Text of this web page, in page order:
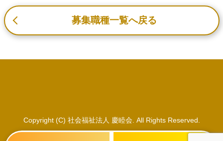
4. 法令等の遵守
応募者等の個人情報の取得、利用その他一切の取り扱いに
令、及び本プライバシーポリシーを遵守します。
本ウェブサイトでは、一部のコンテンツにおいてCookieを
利用しています。 Cookieとは、webコンテンツへのアク
募集職種一覧へ戻る
Copyright (C) 社会福祉法人 慶睦会. All Rights Reserved.